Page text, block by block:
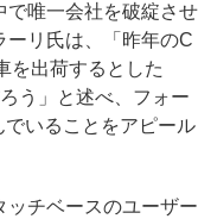
で唯一会社を破綻させ
ーリ氏は、「昨年のC
を出荷するとした
う」と述べ、フォー
いることをアピール
チベースのユーザー